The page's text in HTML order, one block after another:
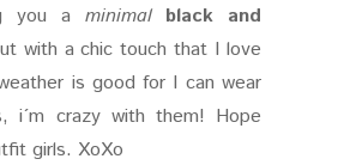
you a minimalblack and
with a chic touch that I love
is good for I can wear
i´m crazy with them! Hope
girls. XoXo